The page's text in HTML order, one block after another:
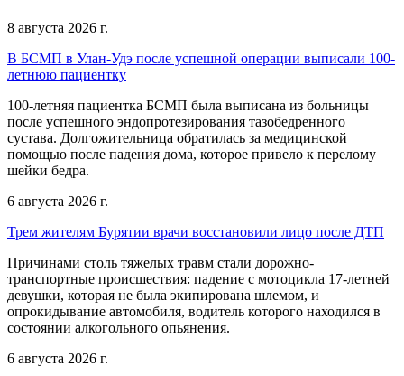
8 августа 2026 г.
В БСМП в Улан-Удэ после успешной операции выписали 100-
летнюю пациентку
100-летняя пациентка БСМП была выписана из больницы
после успешного эндопротезирования тазобедренного
сустава. Долгожительница обратилась за медицинской
помощью после падения дома, которое привело к перелому
шейки бедра.
6 августа 2026 г.
Трем жителям Бурятии врачи восстановили лицо после ДТП
Причинами столь тяжелых травм стали дорожно-
транспортные происшествия: падение с мотоцикла 17-летней
девушки, которая не была экипирована шлемом, и
опрокидывание автомобиля, водитель которого находился в
состоянии алкогольного опьянения.
6 августа 2026 г.